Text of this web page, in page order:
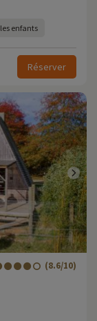
enfants
Réserver
(8.6/10)